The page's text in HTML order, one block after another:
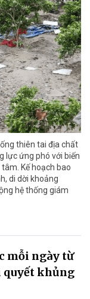
thiên tai địa chất
lực ứng phó với biến
Kế hoạch bao
di dời khoảng
hệ thống giám
mỗi ngày từ
quyết khủng